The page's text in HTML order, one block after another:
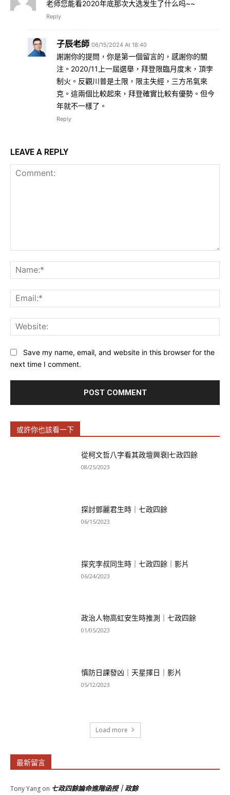
老师您能看2020年底那次大选发生了什么吗~~
Reply
子辰老師 06/15/2024 At 18:40
謝謝你的提問，你是第一個留言的，感謝你的關
注。2020/11上一屆選舉，拜登限臨月度末，頂孛
制火。反觀川普是土限，限主失經，三方吊氣來
克。這兩個比較起來，拜登確實比較有優勢。但今
年就不一樣了。
Reply
LEAVE A REPLY
Save my name, email, and website in this browser for the
next time I comment.
或許你也該看一下
從柯文哲八字看其政壇興衰|七政四餘
08/25/2023
探討鄧麗君生時｜七政四餘
06/15/2023
探究李叔同生時｜七政四餘｜影片
06/24/2023
政治人物高虹安生時推測｜七政四餘
01/05/2023
慎防日課發凶｜天星擇日｜影片
05/12/2023
Load more
最新留言
Tony Yang on 七政四餘論命進階函授｜政餘